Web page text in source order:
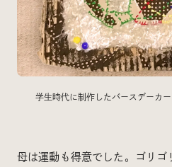
学生時代に制作したバースデーカ
母は運動も得意でした。ゴリゴ